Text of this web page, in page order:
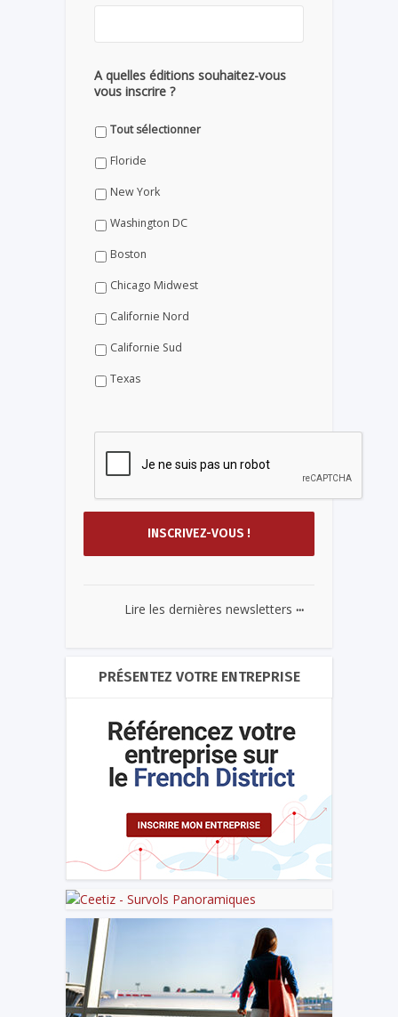
A quelles éditions souhaitez-vous
vous inscrire ?
Tout sélectionner
Floride
New York
Washington DC
Boston
Chicago Midwest
Californie Nord
Californie Sud
Texas
Lire les dernières newsletters ...
PRÉSENTEZ VOTRE ENTREPRISE